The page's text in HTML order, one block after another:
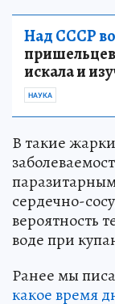
Над СССР
искала и
НАУКА
В такие
сердечно-
вероятность
воде при
Ранее мы
какое время